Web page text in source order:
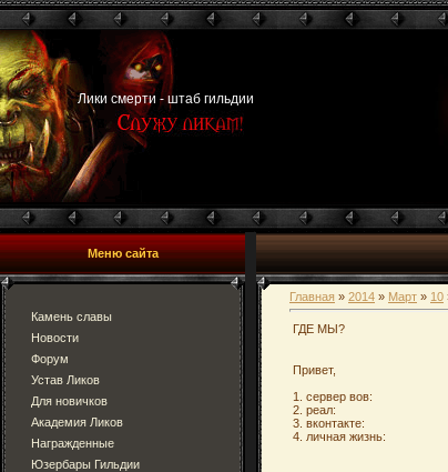
Лики смерти - штаб гильдии
Меню сайта
Камень славы
Новости
Форум
Устав Ликов
Для новичков
Академия Ликов
Награжденные
Юзербары Гильдии
Главная » 2014 » Март » 10
ГДЕ МЫ?
Привет,
1. сервер вов:
2. реал:
3. вконтакте:
4. личная жизнь: